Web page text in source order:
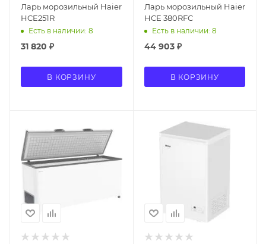
Ларь морозильный Haier
HCE251R
Есть в наличии: 8
31 820 ₽
В КОРЗИНУ
Ларь морозильный Haier
HCE 380RFC
Есть в наличии: 8
44 903₽
В КОРЗИНУ